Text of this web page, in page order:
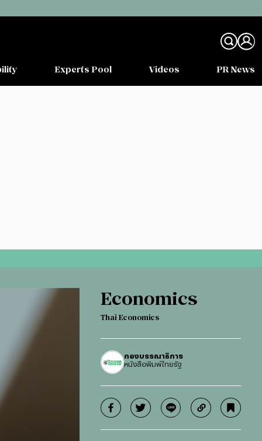
Experts Pool Videos PR News
Economics
Thai Economics
กองบรรณาธิการ
หนังสือพิมพ์ไทยรัฐ